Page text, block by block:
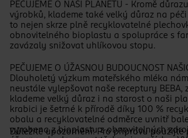
PEČUJEME O NAŠI PLANETU - Kromě
výrobků, klademe také velký důraz na
to nejen skrze plně recyklovatelné
obnovitelného bioplastu a spolupráce s
zavázaly snižovat uhlíkovou stopu.
PEČUJEME O ÚŽASNOU BUDOUCNOST
Dlouholetý výzkum mateřského mléka
neustále vylepšovat naše receptury BEBA,
klademe velký důraz i na starost o naši
krabici je šetrné k přírodě díky 100 %
obalu a recyklovatelné odměrce uvnitř
vyrobena z bioplastu z obnovitelných
Důležité upozornění: Pro přípravu použijte